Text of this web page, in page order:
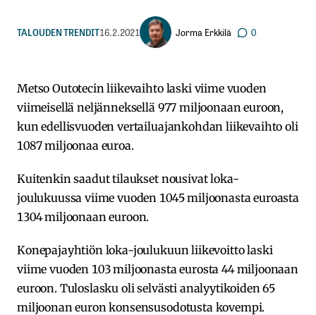
TALOUDEN TRENDIT16.2.2021 Jorma Erkkilä 0
Metso Outotecin liikevaihto laski viime vuoden
viimeisellä neljänneksellä 977 miljoonaan euroon,
kun edellisvuoden vertailuajankohdan liikevaihto oli
1087 miljoonaa euroa.
Kuitenkin saadut tilaukset nousivat loka-
joulukuussa viime vuoden 1045 miljoonasta euroasta
1304 miljoonaan euroon.
Konepajayhtiön loka-joulukuun liikevoitto laski
viime vuoden 103 miljoonasta eurosta 44 miljoonaan
euroon. Tuloslasku oli selvästi analyytikoiden 65
miljoonan euron konsensusodotusta kovempi.